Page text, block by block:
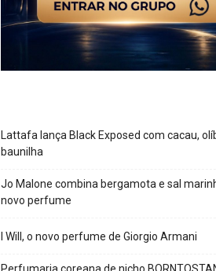
Lattafa lança Black Exposed com cacau,
baunilha
Jo Malone combina bergamota e sal
novo perfume
I Will, o novo perfume de Giorgio Armani
Perfumaria coreana de nicho